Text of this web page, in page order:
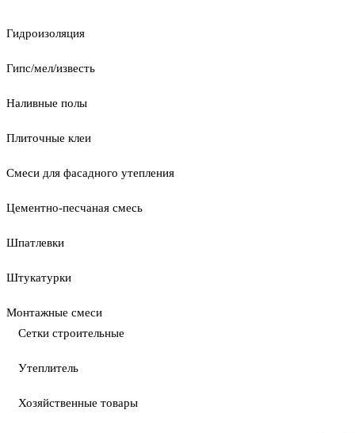
Гидроизоляция
Гипс/мел/известь
Наливные полы
Плиточные клеи
Смеси для фасадного утепления
Цементно-песчаная смесь
Шпатлевки
Штукатурки
Монтажные смеси
Сетки строительные
Утеплитель
Хозяйственные товары